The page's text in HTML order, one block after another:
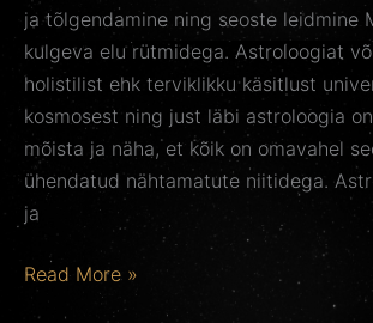
ja tõlgendamine ning seoste leidmine
kulgeva elu rütmidega. Astroloogiat
holistilist ehk terviklikku käsitlust
kosmosest ning just läbi astroloogia
mõista ja näha, et kõik on omavahel
ühendatud nähtamatute niitidega.
ja
Read More »